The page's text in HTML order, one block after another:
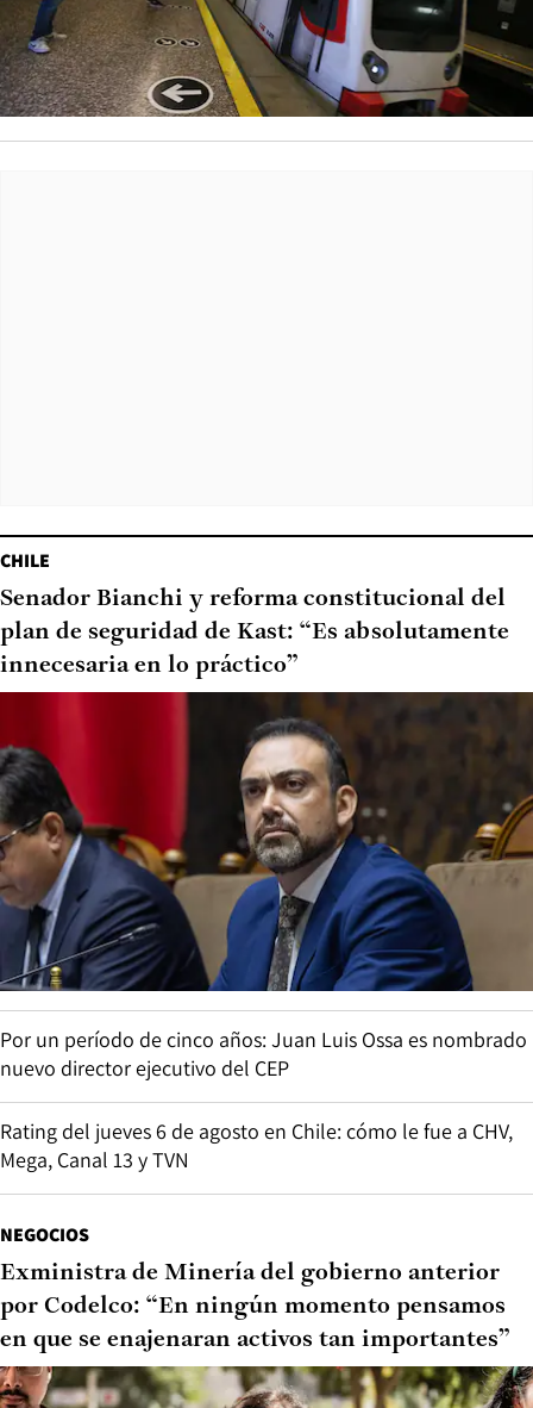
CHILE
Senador Bianchi y reforma constitucional del
plan de seguridad de Kast: “Es absolutamente
innecesaria en lo práctico”
Por un período de cinco años: Juan Luis Ossa es nombrado
nuevo director ejecutivo del CEP
Rating del jueves 6 de agosto en Chile: cómo le fue a CHV,
Mega, Canal 13 y TVN
NEGOCIOS
Exministra de Minería del gobierno anterior
por Codelco: “En ningún momento pensamos
en que se enajenaran activos tan importantes”